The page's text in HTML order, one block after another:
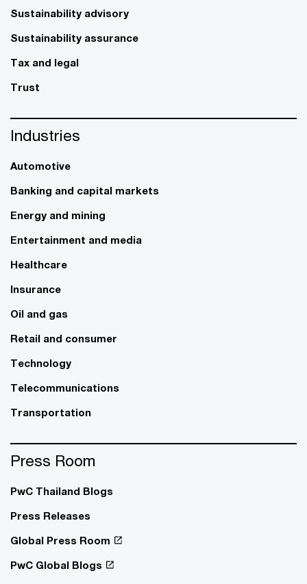
Sustainability advisory
Sustainability assurance
Tax and legal
Trust
Industries
Automotive
Banking and capital markets
Energy and mining
Entertainment and media
Healthcare
Insurance
Oil and gas
Retail and consumer
Technology
Telecommunications
Transportation
Press Room
PwC Thailand Blogs
Press Releases
Global Press Room
PwC Global Blogs